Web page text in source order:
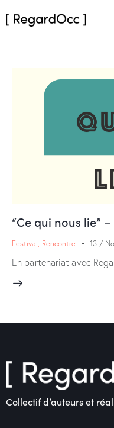
“Ce qui nous lie”
Festival, Rencontre 13 /
En partenariat avec
Collectif d’auteurs et